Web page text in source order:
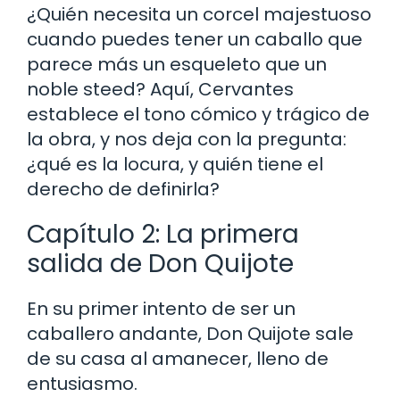
¿Quién necesita un corcel majestuoso
cuando puedes tener un caballo que
parece más un esqueleto que un
noble steed? Aquí, Cervantes
establece el tono cómico y trágico de
la obra, y nos deja con la pregunta:
¿qué es la locura, y quién tiene el
derecho de definirla?
Capítulo 2: La primera
salida de Don Quijote
En su primer intento de ser un
caballero andante, Don Quijote sale
de su casa al amanecer, lleno de
entusiasmo.